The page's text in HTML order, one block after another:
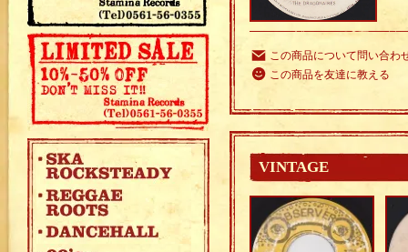
この商品について問い合わ
この商品を友達に教える
VINTAGE